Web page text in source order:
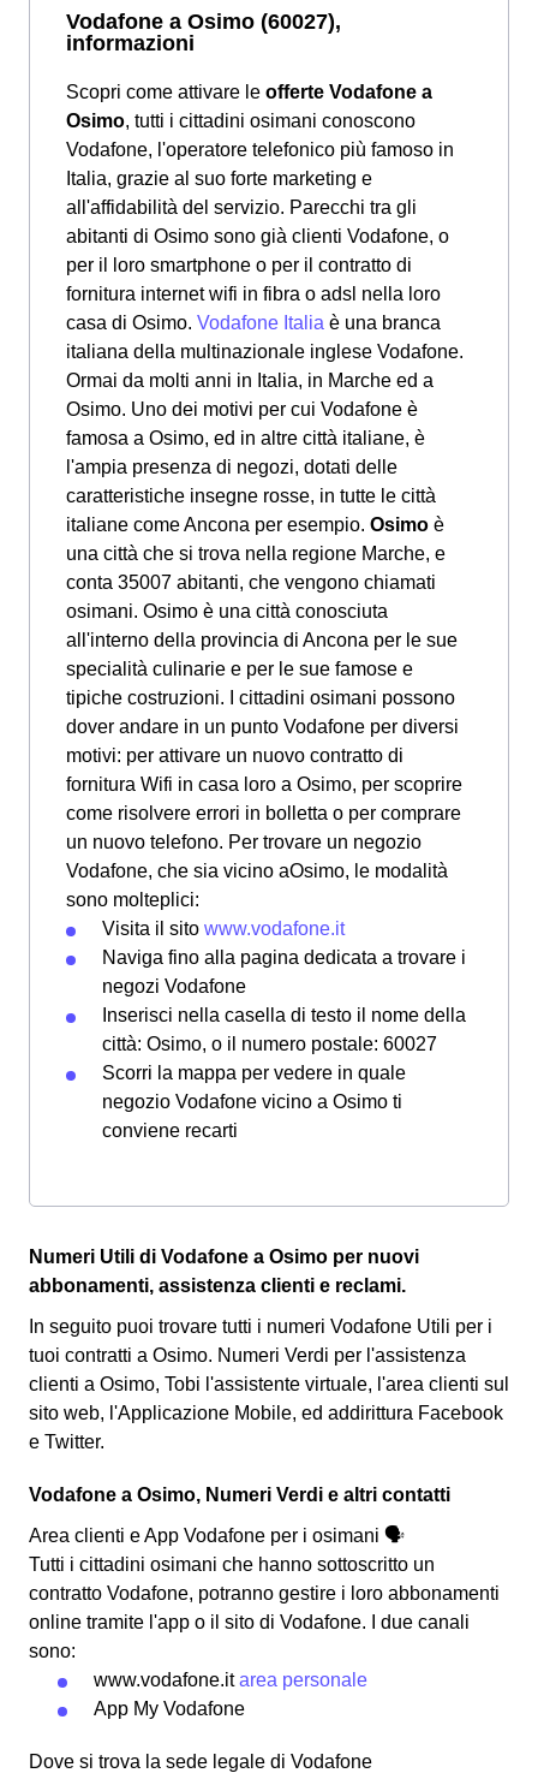
Vodafone a Osimo (60027),
informazioni
Scopri come attivare le offerte Vodafone a
Osimo, tutti i cittadini osimani conoscono
Vodafone, l'operatore telefonico più famoso in
Italia, grazie al suo forte marketing e
all'affidabilità del servizio. Parecchi tra gli
abitanti di Osimo sono già clienti Vodafone, o
per il loro smartphone o per il contratto di
fornitura internet wifi in fibra o adsl nella loro
casa di Osimo. Vodafone Italia è una branca
italiana della multinazionale inglese Vodafone.
Ormai da molti anni in Italia, in Marche ed a
Osimo. Uno dei motivi per cui Vodafone è
famosa a Osimo, ed in altre città italiane, è
l'ampia presenza di negozi, dotati delle
caratteristiche insegne rosse, in tutte le città
italiane come Ancona per esempio. Osimo è
una città che si trova nella regione Marche, e
conta 35007 abitanti, che vengono chiamati
osimani. Osimo è una città conosciuta
all'interno della provincia di Ancona per le sue
specialità culinarie e per le sue famose e
tipiche costruzioni. I cittadini osimani possono
dover andare in un punto Vodafone per diversi
motivi: per attivare un nuovo contratto di
fornitura Wifi in casa loro a Osimo, per scoprire
come risolvere errori in bolletta o per comprare
un nuovo telefono. Per trovare un negozio
Vodafone, che sia vicino aOsimo, le modalità
sono molteplici:
Visita il sito www.vodafone.it
Naviga fino alla pagina dedicata a trovare i
negozi Vodafone
Inserisci nella casella di testo il nome della
città: Osimo, o il numero postale: 60027
Scorri la mappa per vedere in quale
negozio Vodafone vicino a Osimo ti
conviene recarti
Numeri Utili di Vodafone a Osimo per nuovi
abbonamenti, assistenza clienti e reclami.
In seguito puoi trovare tutti i numeri Vodafone Utili per i
tuoi contratti a Osimo. Numeri Verdi per l'assistenza
clienti a Osimo, Tobi l'assistente virtuale, l'area clienti sul
sito web, l'Applicazione Mobile, ed addirittura Facebook
e Twitter.
Vodafone a Osimo, Numeri Verdi e altri contatti
Area clienti e App Vodafone per i osimani 🗣
Tutti i cittadini osimani che hanno sottoscritto un
contratto Vodafone, potranno gestire i loro abbonamenti
online tramite l'app o il sito di Vodafone. I due canali
sono:
www.vodafone.itarea personale
App My Vodafone
Dove si trova la sede legale di Vodafone